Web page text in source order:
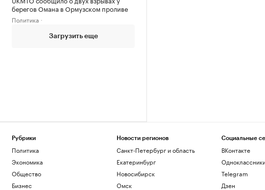
берегов Омана в Ормузском проливе
Политика
Загрузить еще
Рубрики
Политика
Экономика
Общество
Бизнес
Новости регионов
Санкт-Петербург и область
Екатеринбург
Новосибирск
Омск
Социальные
ВКонтакте
Telegram
Дзен